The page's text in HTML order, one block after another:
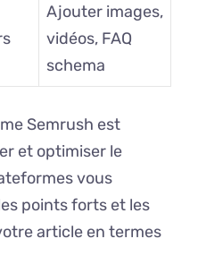
Ajouter images,
vidéos, FAQ
schema
Semrush est
et optimiser le
vous
points forts et les
article en termes